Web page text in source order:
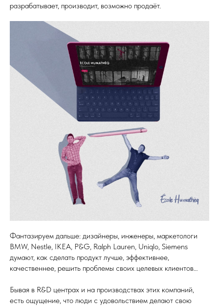
разрабатывает, производит, возможно продаёт.
Фантазируем дальше: дизайнеры, инженеры, маркетологи
BMW, Nestle, IKEA, P&G, Ralph Lauren, Uniqlo, Siemens
думают, как сделать продукт лучше, эффективнее,
качественнее, решить проблемы своих целевых клиентов…
Бывая в R&D центрах и на производствах этих компаний,
есть ощущение, что люди с удовольствием делают свою